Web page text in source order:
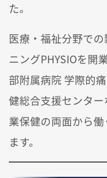
た。
医療・福祉分野で
ニングPHYSIOを開
部附属病院 学際的
健総合支援センタ
業保健の両面から
ます。